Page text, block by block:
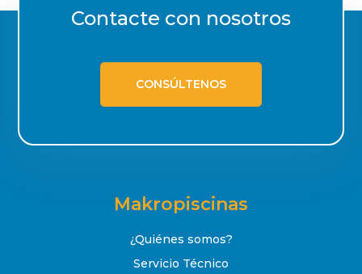
Contacte con nosotros
CONSÚLTENOS
Makropiscinas
¿Quiénes somos?
Servicio Técnico